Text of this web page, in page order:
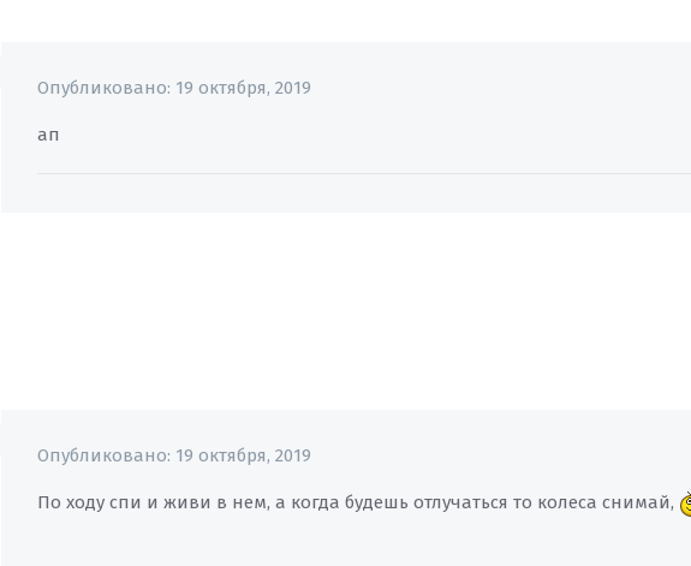
Опубликовано: 19 октября, 2019
ап
Опубликовано: 19 октября, 2019
По ходу спи и живи в нем, а когда будешь отлучаться то колеса снимай,